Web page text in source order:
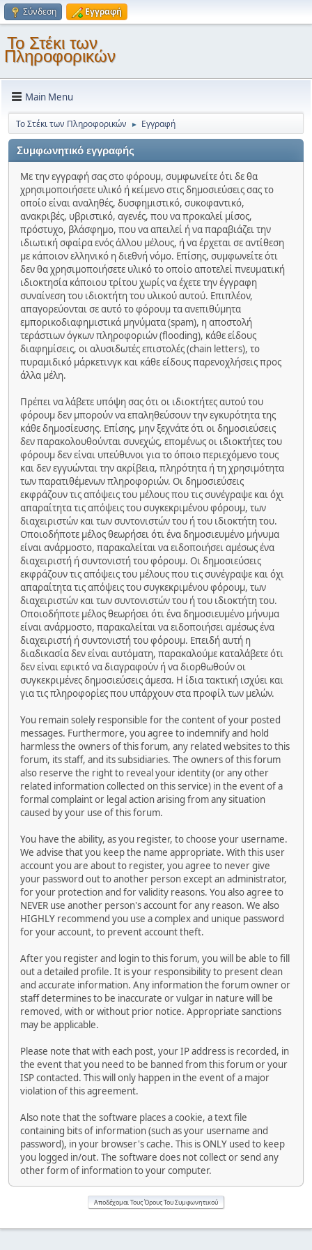
Σύνδεση Εγγραφή
Το Στέκι των
Πληροφορικών
Main Menu
Το Στέκι των Πληροφορικών ► Εγγραφή
Συμφωνητικό εγγραφής
Με την εγγραφή σας στο φόρουμ, συμφωνείτε ότι δε θα
χρησιμοποιήσετε υλικό ή κείμενο στις δημοσιεύσεις σας το
οποίο είναι αναληθές, δυσφημιστικό, συκοφαντικό,
ανακριβές, υβριστικό, αγενές, που να προκαλεί μίσος,
πρόστυχο, βλάσφημο, που να απειλεί ή να παραβιάζει την
ιδιωτική σφαίρα ενός άλλου μέλους, ή να έρχεται σε αντίθεση
με κάποιον ελληνικό η διεθνή νόμο. Επίσης, συμφωνείτε ότι
δεν θα χρησιμοποιήσετε υλικό το οποίο αποτελεί πνευματική
ιδιοκτησία κάποιου τρίτου χωρίς να έχετε την έγγραφη
συναίνεση του ιδιοκτήτη του υλικού αυτού. Επιπλέον,
απαγορεύονται σε αυτό το φόρουμ τα ανεπιθύμητα
εμπορικοδιαφημιστικά μηνύματα (spam), η αποστολή
τεράστιων όγκων πληροφοριών (flooding), κάθε είδους
διαφημίσεις, οι αλυσιδωτές επιστολές (chain letters), το
πυραμιδικό μάρκετινγκ και κάθε είδους παρενοχλήσεις προς
άλλα μέλη.
Πρέπει να λάβετε υπόψη σας ότι οι ιδιοκτήτες αυτού του
φόρουμ δεν μπορούν να επαληθεύσουν την εγκυρότητα της
κάθε δημοσίευσης. Επίσης, μην ξεχνάτε ότι οι δημοσιεύσεις
δεν παρακολουθούνται συνεχώς, επομένως οι ιδιοκτήτες του
φόρουμ δεν είναι υπεύθυνοι για το όποιο περιεχόμενο τους
και δεν εγγυώνται την ακρίβεια, πληρότητα ή τη χρησιμότητα
των παρατιθέμενων πληροφοριών. Οι δημοσιεύσεις
εκφράζουν τις απόψεις του μέλους που τις συνέγραψε και όχι
απαραίτητα τις απόψεις του συγκεκριμένου φόρουμ, των
διαχειριστών και των συντονιστών του ή του ιδιοκτήτη του.
Οποιοδήποτε μέλος θεωρήσει ότι ένα δημοσιευμένο μήνυμα
είναι ανάρμοστο, παρακαλείται να ειδοποιήσει αμέσως ένα
διαχειριστή ή συντονιστή του φόρουμ. Οι δημοσιεύσεις
εκφράζουν τις απόψεις του μέλους που τις συνέγραψε και όχι
απαραίτητα τις απόψεις του συγκεκριμένου φόρουμ, των
διαχειριστών και των συντονιστών του ή του ιδιοκτήτη του.
Οποιοδήποτε μέλος θεωρήσει ότι ένα δημοσιευμένο μήνυμα
είναι ανάρμοστο, παρακαλείται να ειδοποιήσει αμέσως ένα
διαχειριστή ή συντονιστή του φόρουμ. Επειδή αυτή η
διαδικασία δεν είναι αυτόματη, παρακαλούμε καταλάβετε ότι
δεν είναι εφικτό να διαγραφούν ή να διορθωθούν οι
συγκεκριμένες δημοσιεύσεις άμεσα. Η ίδια τακτική ισχύει και
για τις πληροφορίες που υπάρχουν στα προφίλ των μελών.
You remain solely responsible for the content of your posted
messages. Furthermore, you agree to indemnify and hold
harmless the owners of this forum, any related websites to this
forum, its staff, and its subsidiaries. The owners of this forum
also reserve the right to reveal your identity (or any other
related information collected on this service) in the event of a
formal complaint or legal action arising from any situation
caused by your use of this forum.
You have the ability, as you register, to choose your username.
We advise that you keep the name appropriate. With this user
account you are about to register, you agree to never give
your password out to another person except an administrator,
for your protection and for validity reasons. You also agree to
NEVER use another person's account for any reason. We also
HIGHLY recommend you use a complex and unique password
for your account, to prevent account theft.
After you register and login to this forum, you will be able to fill
out a detailed profile. It is your responsibility to present clean
and accurate information. Any information the forum owner or
staff determines to be inaccurate or vulgar in nature will be
removed, with or without prior notice. Appropriate sanctions
may be applicable.
Please note that with each post, your IP address is recorded, in
the event that you need to be banned from this forum or your
ISP contacted. This will only happen in the event of a major
violation of this agreement.
Also note that the software places a cookie, a text file
containing bits of information (such as your username and
password), in your browser's cache. This is ONLY used to keep
you logged in/out. The software does not collect or send any
other form of information to your computer.